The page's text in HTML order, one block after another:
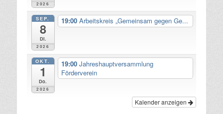
2026
SEP.
8
Di.
2026
19:00 Arbeitskreis „Gemeinsam gegen Ge...
OKT.
1
Do.
2026
19:00 Jahreshauptversammlung
Förderverein
Kalender anzeigen